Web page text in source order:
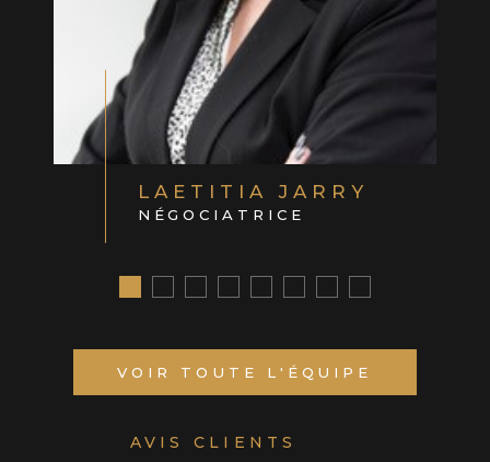
LAETITIA JARRY
NÉGOCIATRICE
VOIR TOUTE L'ÉQUIPE
AVIS CLIENTS